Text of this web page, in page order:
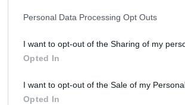
Personal Data Processing Opt Outs
I want to opt-out of the Sharing of my
Opted In
I want to opt-out of the Sale of my
Opted In